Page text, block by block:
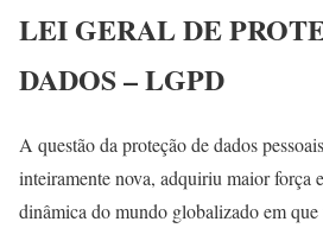
LEI GERAL DE
DADOS – LGPD
A questão da proteção de dados
inteiramente nova, adquiriu maior força
dinâmica do mundo globalizado em